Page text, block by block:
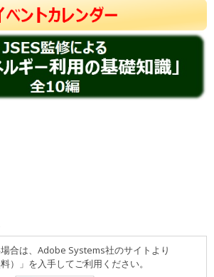
合は、Adobe Systems社のサイトより
）」を入手してご利用ください。